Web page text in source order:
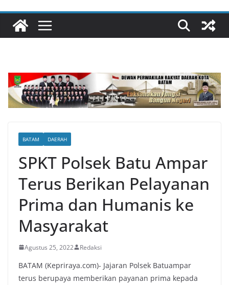
BATAM DAERAH
SPKT Polsek Batu Ampar
Terus Berikan Pelayanan
Prima dan Humanis ke
Masyarakat
Agustus 25, 2022 Redaksi
BATAM (Kepriraya.com)- Jajaran Polsek Batuampar
terus berupaya memberikan payanan prima kepada